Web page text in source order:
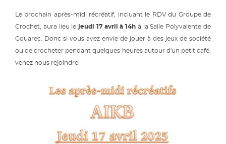
Le prochain après-midi récréatif, incluant le RDV du Groupe de
Crochet, aura lieu le
jeudi 17 avril à 14h à la Salle Polyvalente de
Gouarec. Donc si vous avez envie de jouer à des jeux de société
ou de crocheter pendant quelques heures autour d'un petit café,
venez nous rejoindre!